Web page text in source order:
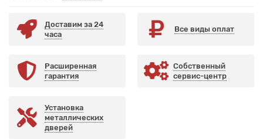
Доставим за 24
часа
Все виды оплат
Расширенная
гарантия
Собственный
сервис-центр
Установка
металлических
дверей